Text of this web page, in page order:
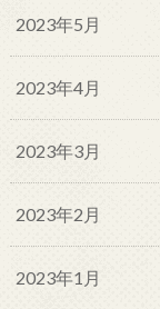
2023年5月
2023年4月
2023年3月
2023年2月
2023年1月